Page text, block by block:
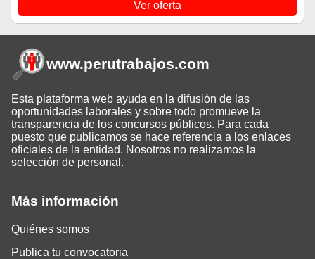
Ver oferta
Más información
Quiénes somos
Publica tu convocatoria
www.perutrabajos.com
Esta plataforma web ayuda en la difusión de las
oportunidades laborales y sobre todo promueve la
transparencia de los concursos públicos. Para cada
puesto que publicamos se hace referencia a los enlaces
oficiales de la entidad. Nosotros no realizamos la
selección de personal.